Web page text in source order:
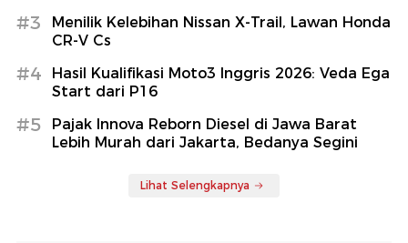
#3
Menilik Kelebihan Nissan X-Trail, Lawan Honda
CR-V Cs
#4
Hasil Kualifikasi Moto3 Inggris 2026: Veda Ega
Start dari P16
#5
Pajak Innova Reborn Diesel di Jawa Barat
Lebih Murah dari Jakarta, Bedanya Segini
Lihat Selengkapnya